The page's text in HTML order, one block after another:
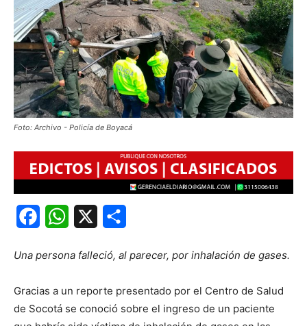
Foto: Archivo - Policía de Boyacá
FacebookWhatsApp
Una persona falleció, al parecer, por inhalación de gases.
Gracias a un reporte presentado por el Centro de Salud
de Socotá se conoció sobre el ingreso de un paciente